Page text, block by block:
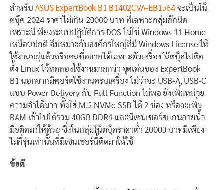
สำหรับ ASUS ExpertBook B1 B1402CVA-EB1564 จะเป็นโน๊
ตบุ๊ค 2024 ราคาไม่เกิน 20000 บาท ที่เฉพาะกลุ่มสักนิด
เพราะมีเพียงระบบปฏิบัติการ DOS ไม่ใช่ Windows 11 Home
เหมือนปกติ จึงเหมาะกับองค์กรใหญ่ที่มี Windows License ให้
ใช้งานอยู่แล้วหรือคนที่อยากได้เฉพาะตัวเครื่องโน๊ตบุ๊คไปติด
ตั้ง Linux ไว้ทดลองใช้งานมากกว่า จุดเด่นของ ExpertBook
B1 นอกจากมีพอร์ตใช้งานครบเครื่อง ไม่ว่าจะ USB-A, USB-C
แบบ Power Delivery กับ Full Function ไม่พอ ยังเพิ่มหน่วย
ความจำได้มาก ทั้งใส่ M.2 NVMe SSD ได้ 2 ช่อง หรือจะเพิ่ม
RAM เข้าไปได้รวม 40GB DDR4 และมีเซนเซอร์สแกนลายนิ้ว
มือติดมาให้ด้วย ซึ่งในกลุ่มโน๊ตบุ๊คราคาต่ำ 20000 บาทมีเพียง
ไม่กี่รุ่นเท่านั้นที่มีเซนเซอร์นี้ติดมาให้ใช้
ข้อดี